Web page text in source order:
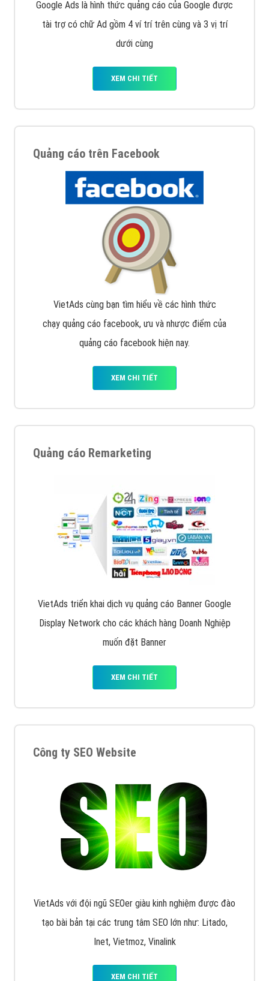
Google Ads là hình thức quảng cáo của Google được
tài trợ có chữ Ad gồm 4 ví trí trên cùng và 3 vị trí
dưới cùng
XEM CHI TIẾT
Quảng cáo trên Facebook
VietAds cùng bạn tìm hiểu về các hình thức
chạy quảng cáo facebook, ưu và nhược điểm của
quảng cáo facebook hiện nay.
XEM CHI TIẾT
Quảng cáo Remarketing
VietAds triển khai dịch vụ quảng cáo Banner Google
Display Network cho các khách hàng Doanh Nghiệp
muốn đặt Banner
XEM CHI TIẾT
Công ty SEO Website
VietAds với đội ngũ SEOer giàu kinh nghiệm được đào
tạo bài bản tại các trung tâm SEO lớn như: Litado,
Inet, Vietmoz, Vinalink
XEM CHI TIẾT